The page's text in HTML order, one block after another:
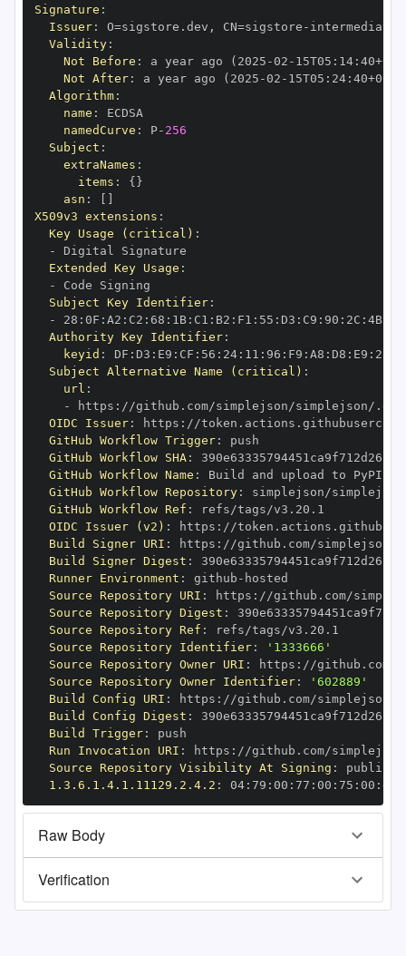
Signature :
Issuer: O=sigstore.dev , CN=sigstore -
Validity:
Not Before : a year ago (2025 -02 - 15T05 : 14: 40+00
Not After: a year ago (2025 -02 - 15T05 : 24: 40+00
Algorithm:
name :
namedCurve : P- 256
Subject :
extraNames :
items : { }
asn :
X509v3 extensions :
Key Usage (critical) :
-
Extended Key Usage :
-
Subject Key Identifier:
-
28 : 0F : A2 : C2 : 68 : 1B: C1 : B2 : F1 : 55 : D3 : C9 : 90 : 2C : 4B:
Authority Key Identifier:
keyid : DF : D3 : E9 : CF : 56 : 24: 11 : 96 : F9 : A8 : D8 : E9 : 28
Subject Alternative Name (critical) :
url :
-
https : //github.com/simplejson/simplejson/
OIDC Issuer: https :
GitHub Workflow Trigger:
GitHub Workflow SHA:
GitHub Workflow Name :
GitHub Workflow Repository:
GitHub Workflow Ref :
OIDC Issuer (v2) : https :
Build Signer URI : https : //github.com/simplejson/
Build Signer Digest :
Runner Environment : github -
Source Repository URI : https :
Source Repository Digest :
Source Repository Ref :
Source Repository Identifier:
'1333666'
Source Repository Owner URI : https :
Source Repository Owner Identifier:
'602889'
Build Config URI : https : //github.com/simplejson/
Build Config Digest :
Build Trigger:
Run Invocation URI : https :
Source Repository Visibility At Signing :
1.3.6.1.4.1.11129.2.4.2 : 04: 79 : 00 : 77 : 00 : 75 : 00 : dd
Raw Body
Verification